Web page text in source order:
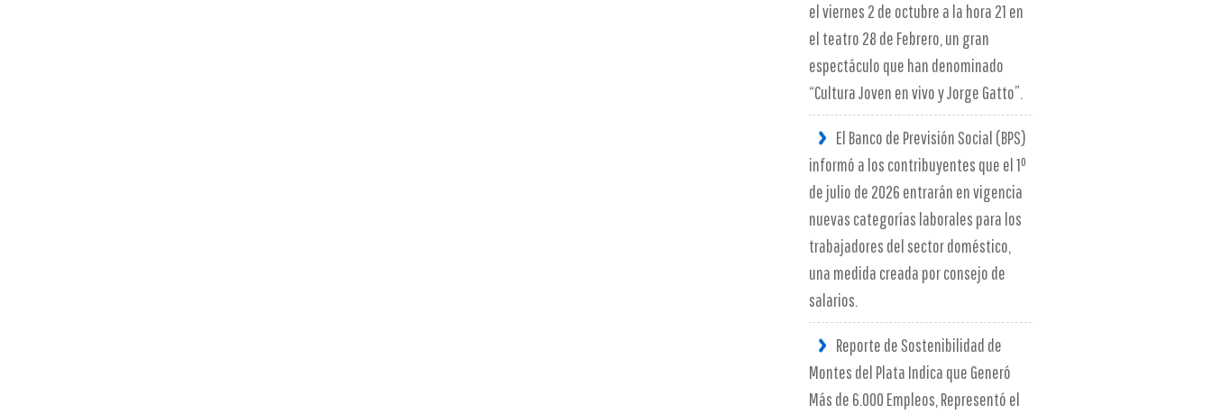
el viernes 2 de octubre a la hora 21 en
el teatro 28 de Febrero, un gran
espectáculo que han denominado
“Cultura Joven en vivo y Jorge Gatto”.
El Banco de Previsión Social (BPS)
informó a los contribuyentes que el 1º
de julio de 2026 entrarán en vigencia
nuevas categorías laborales para los
trabajadores del sector doméstico,
una medida creada por consejo de
salarios.
Reporte de Sostenibilidad de
Montes del Plata Indica que Generó
Más de 6.000 Empleos, Representó el